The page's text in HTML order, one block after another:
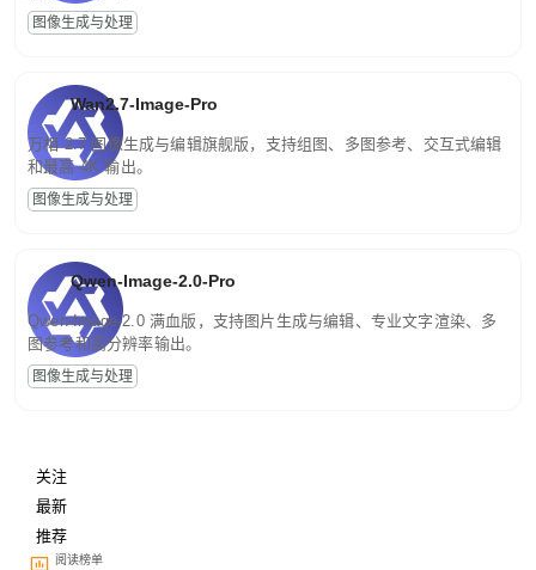
图像生成与处理
Wan2.7-Image-Pro
万相 2.7 图像生成与编辑旗舰版，支持组图、多图参考、交互式编辑
和最高 4K 输出。
图像生成与处理
Qwen-Image-2.0-Pro
Qwen-Image-2.0 满血版，支持图片生成与编辑、专业文字渲染、多
图参考和高分辨率输出。
图像生成与处理
关注
最新
推荐
阅读榜单